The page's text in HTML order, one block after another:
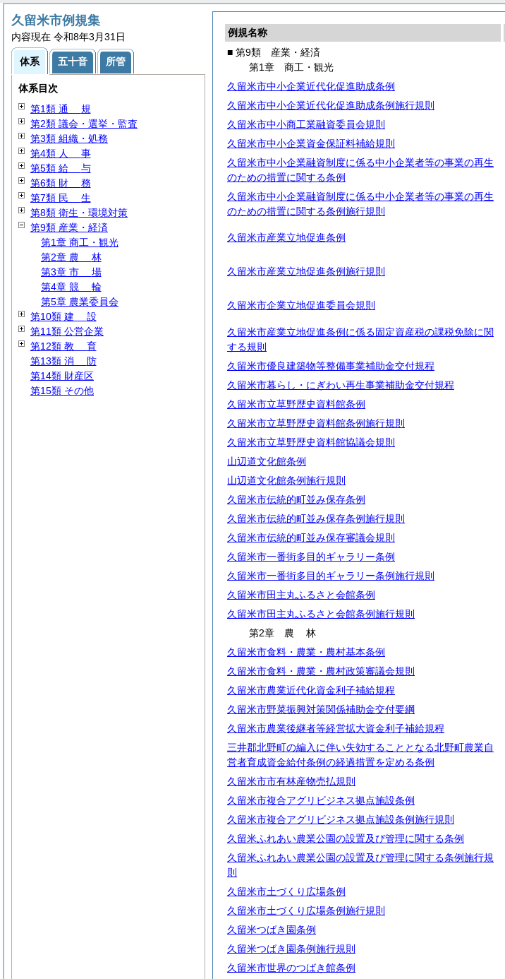
例規名称
■ 第9類 産業・経済
第1章 商工・観光
久留米市中小企業近代化促進助成条例
久留米市中小企業近代化促進助成条例施行規則
久留米市中小商工業融資委員会規則
久留米市中小企業資金保証料補給規則
久留米市中小企業融資制度に係る中小企業者等の事業の再生
のための措置に関する条例
久留米市中小企業融資制度に係る中小企業者等の事業の再生
のための措置に関する条例施行規則
久留米市産業立地促進条例
久留米市産業立地促進条例施行規則
久留米市企業立地促進委員会規則
久留米市産業立地促進条例に係る固定資産税の課税免除に関
する規則
久留米市優良建築物等整備事業補助金交付規程
久留米市暮らし・にぎわい再生事業補助金交付規程
久留米市立草野歴史資料館条例
久留米市立草野歴史資料館条例施行規則
久留米市立草野歴史資料館協議会規則
山辺道文化館条例
山辺道文化館条例施行規則
久留米市伝統的町並み保存条例
久留米市伝統的町並み保存条例施行規則
久留米市伝統的町並み保存審議会規則
久留米市一番街多目的ギャラリー条例
久留米市一番街多目的ギャラリー条例施行規則
久留米市田主丸ふるさと会館条例
久留米市田主丸ふるさと会館条例施行規則
第2章 農林
久留米市食料・農業・農村基本条例
久留米市食料・農業・農村政策審議会規則
久留米市農業近代化資金利子補給規程
久留米市野菜振興対策関係補助金交付要綱
久留米市農業後継者等経営拡大資金利子補給規程
三井郡北野町の編入に伴い失効することとなる北野町農業自
営者育成資金給付条例の経過措置を定める条例
久留米市市有林産物売払規則
久留米市複合アグリビジネス拠点施設条例
久留米市複合アグリビジネス拠点施設条例施行規則
久留米ふれあい農業公園の設置及び管理に関する条例
久留米ふれあい農業公園の設置及び管理に関する条例施行規
則
久留米市土づくり広場条例
久留米市土づくり広場条例施行規則
久留米つばき園条例
久留米つばき園条例施行規則
久留米市世界のつばき館条例
久留米市例規集
内容現在 令和8年3月31日
体系 五十音 所管
体系目次
第1類 通 規
第2類 議会・選挙・監査
第3類 組織・処務
第4類 人 事
第5類 給 与
第6類 財 務
第7類 民 生
第8類 衛生・環境対策
第9類 産業・経済
第1章 商工・観光
第2章 農 林
第3章 市 場
第4章 競 輪
第5章 農業委員会
第10類 建 設
第11類 公営企業
第12類 教 育
第13類 消 防
第14類 財産区
第15類 その他